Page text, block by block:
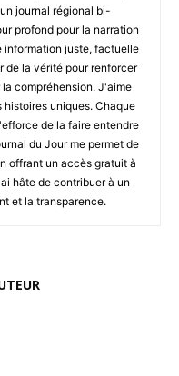
journal régional bi-
profond pour la narration
information juste, factuelle
de la vérité pour renforcer
compréhension. J'aime
uniques. Chaque
de la faire entendre
du Jour me permet de
offrant un accès gratuit à
hâte de contribuer à un
et la transparence.